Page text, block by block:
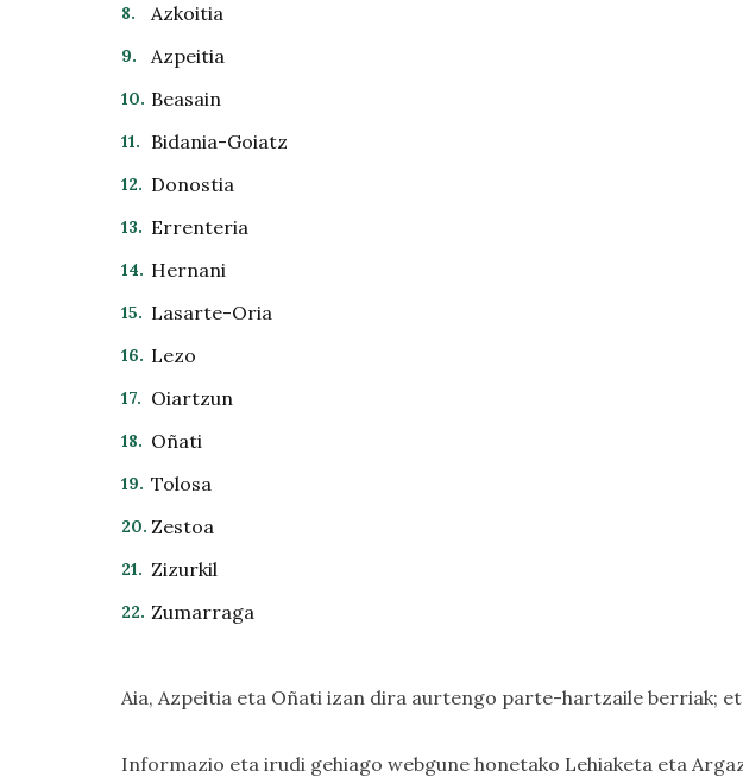
Azkoitia
Azpeitia
Beasain
Bidania-Goiatz
Donostia
Errenteria
Hernani
Lasarte-Oria
Lezo
Oiartzun
Oñati
Tolosa
Zestoa
Zizurkil
Zumarraga
Aia, Azpeitia eta Oñati izan dira aurtengo parte-hartzaile berriak;
Informazio eta irudi gehiago webgune honetako Lehiaketa eta